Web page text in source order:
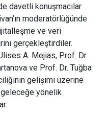
davetli konuşmacılar
moderatörlüğünde
ve veri
gerçekleştirdiler.
A. Mejias, Prof. Dr
ve Prof. Dr. Tuğba
gelişimi üzerine
yönelik